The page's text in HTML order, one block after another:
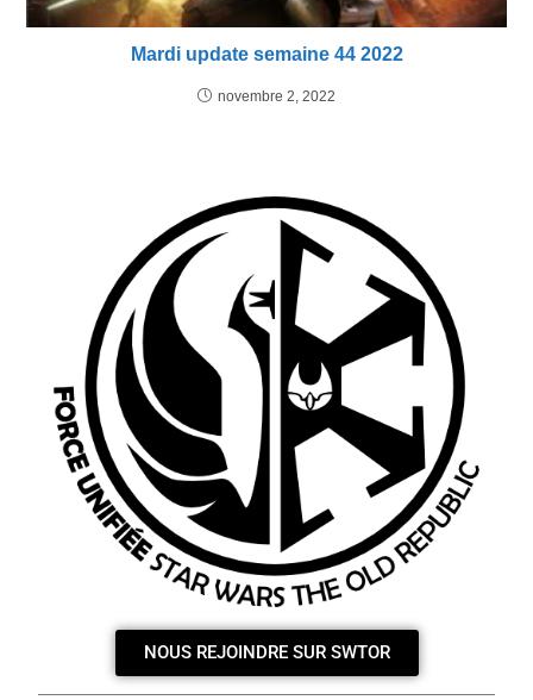
Mardi update semaine 44 2022
novembre 2, 2022
NOUS REJOINDRE SUR SWTOR